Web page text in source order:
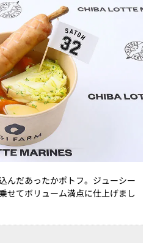
んだあったかポトフ。ジューシー
せてボリューム満点に仕上げまし